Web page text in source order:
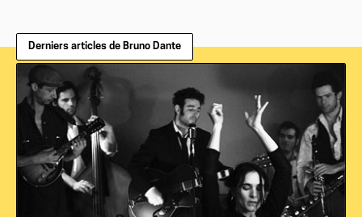
Derniers articles de Bruno Dante